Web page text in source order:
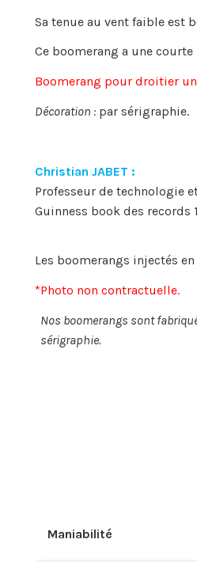
Sa tenue au vent faible est
Ce boomerang a une courte
Boomerang pour droitier
Décoration : par sérigraphie.
Christian JABET :
Professeur de technologie
Guinness book des records
Les boomerangs injectés
*Photo non contractuelle.
Nos boomerangs sont
sérigraphie.
Maniabilité